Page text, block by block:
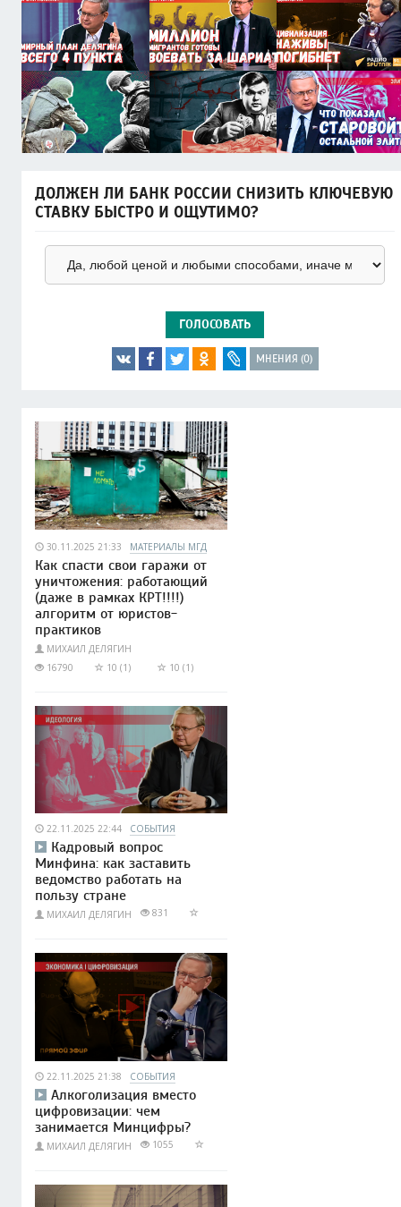
ДОЛЖЕН ЛИ БАНК РОССИИ СНИЗИТЬ КЛЮЧЕВУЮ
СТАВКУ БЫСТРО И ОЩУТИМО?
ГОЛОСОВАТЬ
МНЕНИЯ (0)
30.11.2025 21:33 МАТЕРИАЛЫ МГД
Как спасти свои гаражи от
уничтожения: работающий
(даже в рамках КРТ!!!!)
алгоритм от юристов-
практиков
МИХАИЛ ДЕЛЯГИН
16790
10 (1) 10 (1)
22.11.2025 22:44 СОБЫТИЯ
Кадровый вопрос
Минфина: как заставить
ведомство работать на
пользу стране
МИХАИЛ ДЕЛЯГИН 831
22.11.2025 21:38 СОБЫТИЯ
Алкоголизация вместо
цифровизации: чем
занимается Минцифры?
МИХАИЛ ДЕЛЯГИН 1055